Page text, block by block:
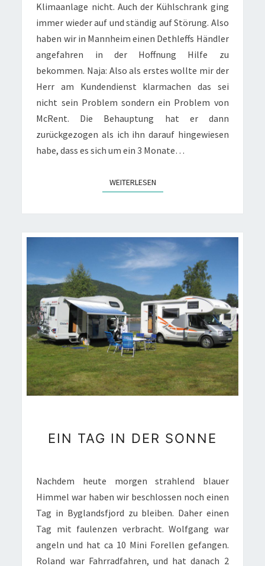
Klimaanlage nicht. Auch der Kühlschrank ging
immer wieder auf und ständig auf Störung. Also
haben wir in Mannheim einen Dethleffs Händler
angefahren in der Hoffnung Hilfe zu
bekommen. Naja: Also als erstes wollte mir der
Herr am Kundendienst klarmachen das sei
nicht sein Problem sondern ein Problem von
McRent. Die Behauptung hat er dann
zurückgezogen als ich ihn darauf hingewiesen
habe, dass es sich um ein 3 Monate…
WEITERLESENWEITERLESEN
TAG
SONNE
EIN TAG IN DER SONNE
Nachdem heute morgen strahlend blauer
Himmel war haben wir beschlossen noch einen
Tag in Byglandsfjord zu bleiben. Daher einen
Tag mit faulenzen verbracht. Wolfgang war
angeln und hat ca 10 Mini Forellen gefangen.
Roland war Fahrradfahren, und hat danach 2